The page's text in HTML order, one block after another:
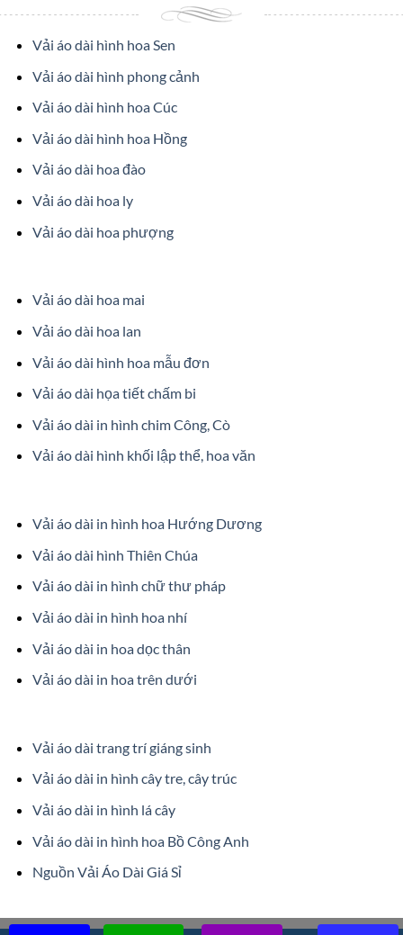
Vải áo dài hình hoa Sen
Vải áo dài hình phong cảnh
Vải áo dài hình hoa Cúc
Vải áo dài hình hoa Hồng
Vải áo dài hoa đào
Vải áo dài hoa ly
Vải áo dài hoa phượng
Vải áo dài hoa mai
Vải áo dài hoa lan
Vải áo dài hình hoa mẫu đơn
Vải áo dài họa tiết chấm bi
Vải áo dài in hình chim Công, Cò
Vải áo dài hình khối lập thể, hoa văn
Vải áo dài in hình hoa Hướng Dương
Vải áo dài hình Thiên Chúa
Vải áo dài in hình chữ thư pháp
Vải áo dài in hình hoa nhí
Vải áo dài in hoa dọc thân
Vải áo dài in hoa trên dưới
Vải áo dài trang trí giáng sinh
Vải áo dài in hình cây tre, cây trúc
Vải áo dài in hình lá cây
Vải áo dài in hình hoa Bồ Công Anh
Nguồn Vải Áo Dài Giá Sỉ